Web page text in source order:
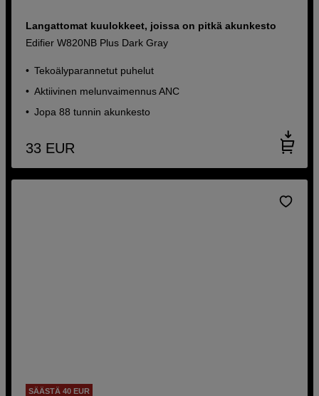
Langattomat kuulokkeet, joissa on pitkä akunkesto
Edifier W820NB Plus Dark Gray
Tekoälyparannetut puhelut
Aktiivinen melunvaimennus ANC
Jopa 88 tunnin akunkesto
33 EUR
SÄÄSTÄ 40 EUR